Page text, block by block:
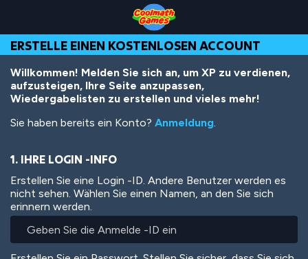
Top
of
Page
Navigation
Main
Content
Footer
Inhalt
ERSTELLE EINEN KOSTENLOSEN ACCOUNT
Willkommen! Melden Sie sich an, um XP zu verdienen,
aufzusteigen, Ihre Seite anzupassen,
Wiedergabelisten zu erstellen und vieles mehr!
Sie haben bereits ein Konto? Anmeldung.
1. IHRE LOGIN -INFO
Erstellen Sie eine Login -ID. Andere Benutzer werden es
nicht sehen. Wählen Sie einen Namen, an den Sie sich
erinnern werden.